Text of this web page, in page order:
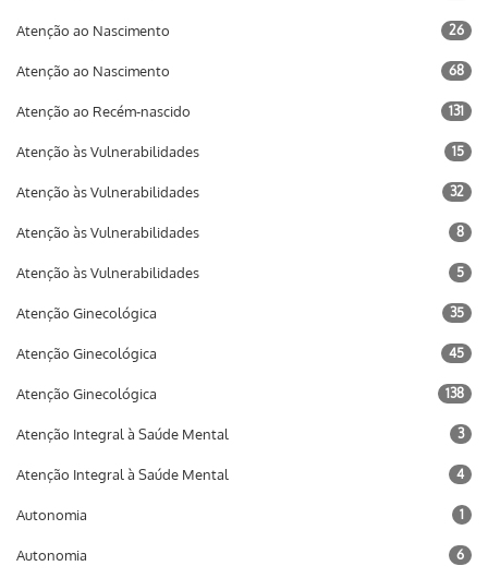
Atenção ao Nascimento 26
Atenção ao Nascimento 68
Atenção ao Recém-nascido 131
Atenção às Vulnerabilidades 15
Atenção às Vulnerabilidades 32
Atenção às Vulnerabilidades 8
Atenção às Vulnerabilidades 5
Atenção Ginecológica 35
Atenção Ginecológica 45
Atenção Ginecológica 138
Atenção Integral à Saúde Mental 3
Atenção Integral à Saúde Mental 4
Autonomia 1
Autonomia 6